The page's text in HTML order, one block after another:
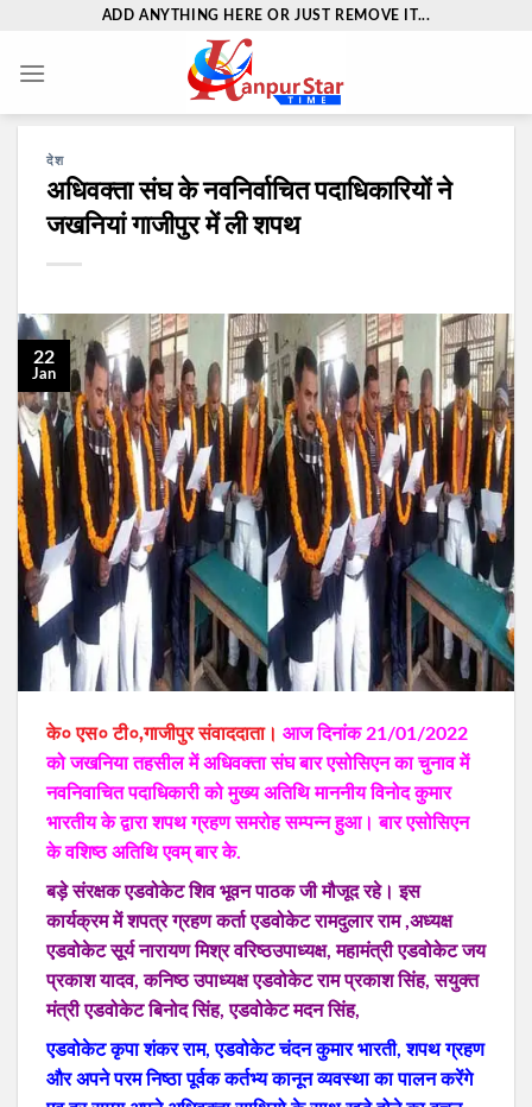
content
ADD ANYTHING HERE OR JUST REMOVE IT...
देश
अधिवक्ता संघ के नवनिर्वाचित पदाधिकारियों ने
जखनियां गाजीपुर में ली शपथ
22
Jan
के० एस० टी०,गाजीपुर संवाददाता। आज दिनांक 21/01/2022
को जखनिया तहसील में अधिवक्ता संघ बार एसोसिएन का चुनाव में
नवनिवाचित पदाधिकारी को मुख्य अतिथि माननीय विनोद कुमार
भारतीय के द्वारा शपथ ग्रहण समरोह सम्पन्न हुआ। बार एसोसिएन
के वशिष्ठ अतिथि एवम् बार के.
बड़े संरक्षक एडवोकेट शिव भूवन पाठक जी मौजूद रहे। इस
कार्यक्रम में शपत्र ग्रहण कर्ता एडवोकेट रामदुलार राम ,अध्यक्ष
एडवोकेट सूर्य नारायण मिश्र वरिष्ठउपाध्यक्ष, महामंत्री एडवोकेट जय
प्रकाश यादव, कनिष्ठ उपाध्यक्ष एडवोकेट राम प्रकाश सिंह, सयुक्त
मंत्री एडवोकेट बिनोद सिंह, एडवोकेट मदन सिंह,
एडवोकेट कृपा शंकर राम, एडवोकेट चंदन कुमार भारती, शपथ ग्रहण
और अपने परम निष्ठा पूर्वक कर्तभ्य कानून व्यवस्था का पालन करेंगे